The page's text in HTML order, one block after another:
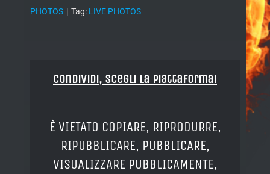
PHOTOS | Tag: LIVE PHOTOS
Condividi, Scegli la piattaforma!
È VIETATO COPIARE, RIPRODURRE,
RIPUBBLICARE, PUBBLICARE,
VISUALIZZARE PUBBLICAMENTE,